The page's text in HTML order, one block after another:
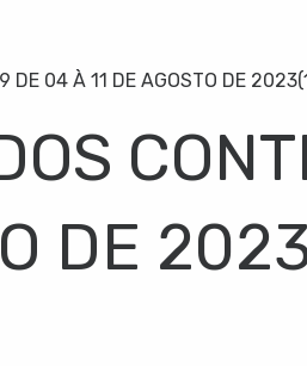
DE 04 À 11 DE AGOSTO DE
DE